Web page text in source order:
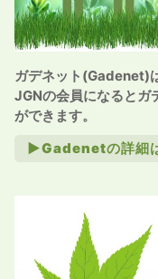
ガデネット(Gadenet)
JGNの会員になるとガ
ができます。
►Gadenetの詳細